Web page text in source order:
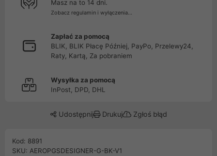
Masz na to 14 dni.
Zobacz regulamin i wyłączenia...
Zapłać za pomocą
BLIK, BLIK Płacę Później, PayPo, Przelewy24,
Raty, Kartą, Za pobraniem
Wysyłka za pomocą
InPost, DPD, DHL
Udostępnij Drukuj Zgłoś błąd
Kod: 8891
SKU: AEROPGSDESIGNER-G-BK-V1